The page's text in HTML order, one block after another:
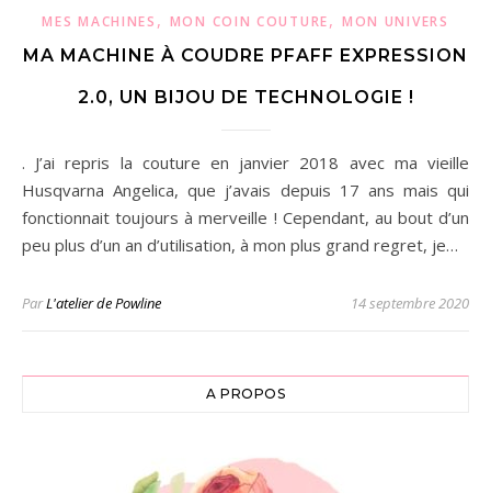
MES MACHINES , MON COIN COUTURE, MON UNIVERS
MA MACHINE À COUDRE PFAFF EXPRESSION
2.0, UN BIJOU DE TECHNOLOGIE !
. J’ai repris la couture en janvier 2018 avec ma vieille
Husqvarna Angelica, que j’avais depuis 17 ans mais qui
fonctionnait toujours à merveille ! Cependant, au bout d’un
peu plus d’un an d’utilisation, à mon plus grand regret, je…
ParL'atelier de Powline 14 septembre 2020
A PROPOS